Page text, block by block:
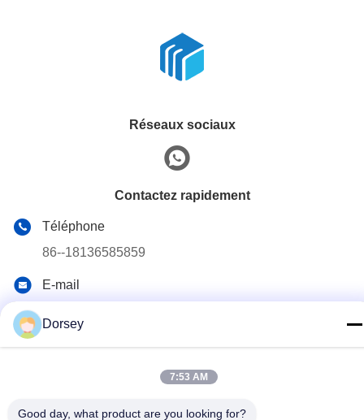
Réseaux sociaux
Contactez rapidement
Téléphone
86--18136585859
E-mail
Wujin, ville de Changzhou, province du Jiangsu
Dorsey
7:53 AM
Good day, what product are you looking for?